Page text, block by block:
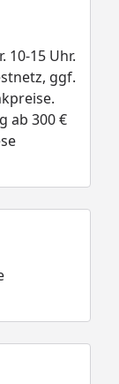
10-15 Uhr.
ggf.
ab 300 €